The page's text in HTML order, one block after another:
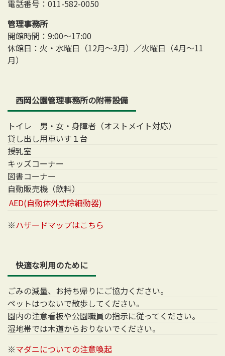
電話番号：011-582-0050
管理事務所
開館時間：9:00～17:00
休館日：火・水曜日（12月～3月）／火曜日（4月～11
月）
西岡公園管理事務所の附帯設備
トイレ 男・女・身障者（オストメイト対応）
貸し出し用車いす１台
授乳室
キッズコーナー
図書コーナー
自動販売機（飲料）
AED(自動体外式除細動器)
※ハザードマップはこちら
快適な利用のために
ごみの減量、お持ち帰りにご協力ください。
ペットはつないで散歩してください。
園内の注意看板や公園職員の指示に従ってください。
湿地帯では木道からおりないでください。
※マダニについての注意喚起